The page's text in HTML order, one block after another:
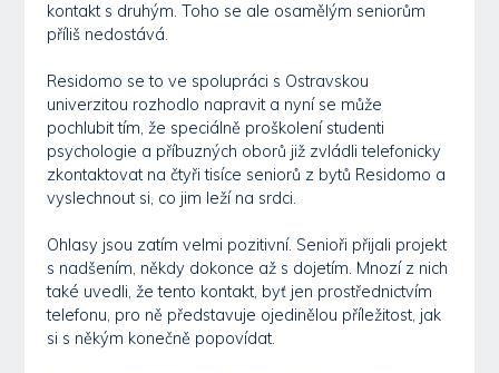
kontakt s druhým. Toho se ale osamělým seniorům
příliš nedostává.
Residomo se to ve spolupráci s Ostravskou
univerzitou rozhodlo napravit a nyní se může
pochlubit tím, že speciálně proškolení studenti
psychologie a příbuzných oborů již zvládli telefonicky
zkontaktovat na čtyři tisíce seniorů z bytů Residomo a
vyslechnout si, co jim leží na srdci.
Ohlasy jsou zatím velmi pozitivní. Senioři přijali projekt
s nadšením, někdy dokonce až s dojetím. Mnozí z nich
také uvedli, že tento kontakt, byť jen prostřednictvím
telefonu, pro ně představuje ojedinělou příležitost, jak
si s někým konečně popovídat.